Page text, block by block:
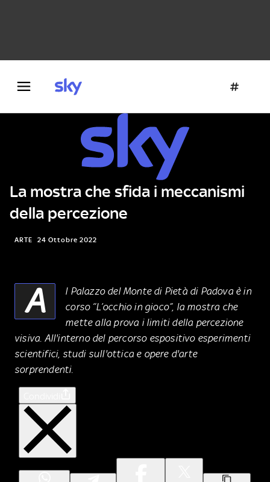
La mostra che sfida i meccanismi
della percezione
ARTE 24 Ottobre 2022
A
l Palazzo del Monte di Pietà di Padova è in
corso “L’occhio in gioco”, la mostra che
mette alla prova i limiti della percezione
visiva. All'interno del percorso espositivo esperimenti
scientifici, studi sull'ottica e opere d'arte
sorprendenti.